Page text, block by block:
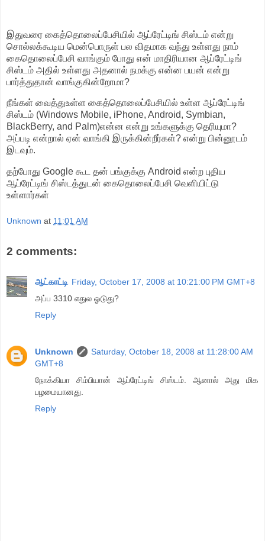
இதுவரை கைத்தொலைப்பேசியில் ஆப்ரேட்டிங் சிஸ்டம் என்று
சொல்லக்கூடிய மென்பொருள் பல விதமாக வந்து உள்ளது நாம்
கைதொலைப்பேசி வாங்கும் போது என் மாதிரியான ஆப்ரேட்டிங்
சிஸ்டம் அதில் உள்ளது அதனால் நமக்கு என்ன பயன் என்று
பார்த்துதான் வாங்குகின்றோமா?
நீங்கள் வைத்துஉள்ள கைத்தொலைப்பேசியில் உள்ள ஆப்ரேட்டிங்
சிஸ்டம் (Windows Mobile, iPhone, Android, Symbian,
BlackBerry, and Palm)என்ன என்று உங்களுக்கு தெரியுமா?
அப்படி என்றால் ஏன் வாங்கி இருக்கின்றீர்கள்? என்று பின்னூடம்
இடவும்.
தற்போது Google கூட தன் பங்குக்கு Android என்ற புதிய
ஆப்ரேட்டிங் சிஸ்டத்துடன் கைதொலைப்பேசி வெளியிட்டு
உள்ளார்கள்
Unknown at 11:01 AM
2 comments:
ஆட்காட்டி Friday, October 17, 2008 at 10:21:00 PM GMT+8
அப்ப 3310 எதுல ஓடுது?
Reply
Unknown
Saturday, October 18, 2008 at 11:28:00 AM
GMT+8
நோக்கியா சிம்பியான் ஆப்ரேட்டிங் சிஸ்டம். ஆனால் அது மிக
பழமையானது.
Reply